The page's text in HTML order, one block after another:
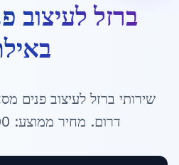
ברזל לעיצוב
ב
שירותי ברזל לעיצוב פנים
דרום. מחיר ממוצע: